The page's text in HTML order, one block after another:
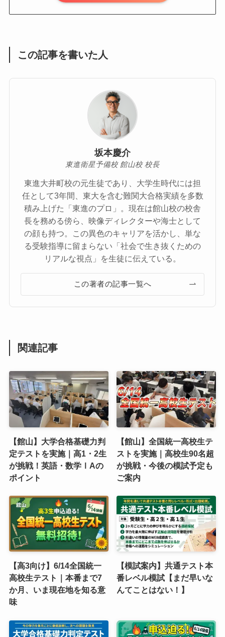
この記事を書いた人
坂本慶介
東進衛星予備校 館山校 校長
東進大井町校の元生徒であり、大学生時代には担
任として3年間、東大を含む難関大合格実績を多数
積み上げた「東進のプロ」。現在は館山校の校舎
長を務める傍ら、映像ディレクターや海士として
の顔も持つ。この異色のキャリアを活かし、単な
る受験指導に留まらない「社会で生き抜くための
リアルな視点」を生徒に伝えている。
この著者の記事一覧へ
関連記事
【館山】大学合格基礎力判
定テストを実施｜高1・2生
が挑戦！英語・数学ⅠAの
ポイント
【館山】全国統一高校生テ
ストを実施｜高校生90名超
が挑戦・今後の模試予定も
ご案内
【高3向け】6/14全国統一
高校生テスト｜本番まで7
か月、いま現在地を知る意
味
【模試案内】共通テスト本
番レベル模試【まだ早いな
んてことはない！】